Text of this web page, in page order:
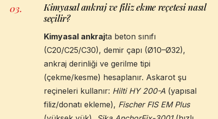
03.
Kimyasal ankraj ve filiz ekme reçetesi nasıl
seçilir?
Kimyasal ankrajta beton sınıfı
(C20/C25/C30), demir çapı (Ø10–Ø32),
ankraj derinliği ve gerilme tipi
(çekme/kesme) hesaplanır. Askarot şu
reçineleri kullanır: Hilti HY 200-A (yapısal
filiz/donatı ekleme), Fischer FIS EM Plus